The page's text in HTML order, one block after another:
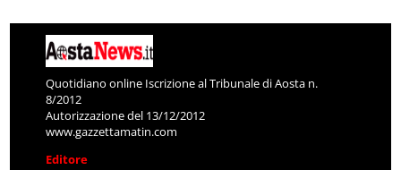
Quotidiano online Iscrizione al Tribunale di Aosta n.
8/2012
Autorizzazione del 13/12/2012
www.gazzettamatin.com
Editore